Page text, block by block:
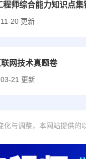
程师综合能力知识点集
20 更新
网技术真题卷
21 更新
与调整，本网站提供的